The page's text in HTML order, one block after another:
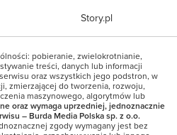
Story.pl
pobieranie, zwielokrotnianie,
treści, danych lub informacji
oraz wszystkich jego podstron, w
zmierzającej do tworzenia, rozwoju,
maszynowego, algorytmów lub
oraz wymaga uprzedniej, jednoznacznie
– Burda Media Polska sp. z o.o.
zgody wymagany jest bez